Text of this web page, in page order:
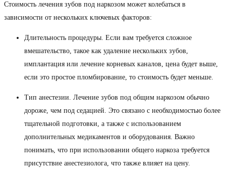
Стоимость лечения зубов под наркозом может колебаться в
зависимости от нескольких ключевых факторов:
Длительность процедуры. Если вам требуется сложное
вмешательство, такое как удаление нескольких зубов,
имплантация или лечение корневых каналов, цена будет выше,
если это простое пломбирование, то стоимость будет меньше.
Тип анестезии. Лечение зубов под общим наркозом обычно
дороже, чем под седацией. Это связано с необходимостью более
тщательной подготовки, а также с использованием
дополнительных медикаментов и оборудования. Важно
понимать, что при использовании общего наркоза требуется
присутствие анестезиолога, что также влияет на цену.